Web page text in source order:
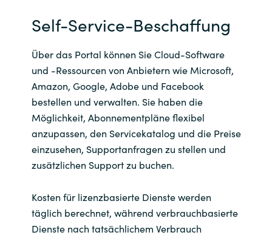
Iceland
India
Indonesia
Kingdom of Saudi Arabia
Kuwait
Latvia
Self-Service-Beschaffung
Über das Portal können Sie Cloud-Software
und -Ressourcen von Anbietern wie Microsoft,
Amazon, Google, Adobe und Facebook
bestellen und verwalten. Sie haben die
Möglichkeit, Abonnementpläne flexibel
anzupassen, den Servicekatalog und die Preise
einzusehen, Supportanfragen zu stellen und
zusätzlichen Support zu buchen.
Kosten für lizenzbasierte Dienste werden
täglich berechnet, während verbrauchbasierte
Dienste nach tatsächlichem Verbrauch